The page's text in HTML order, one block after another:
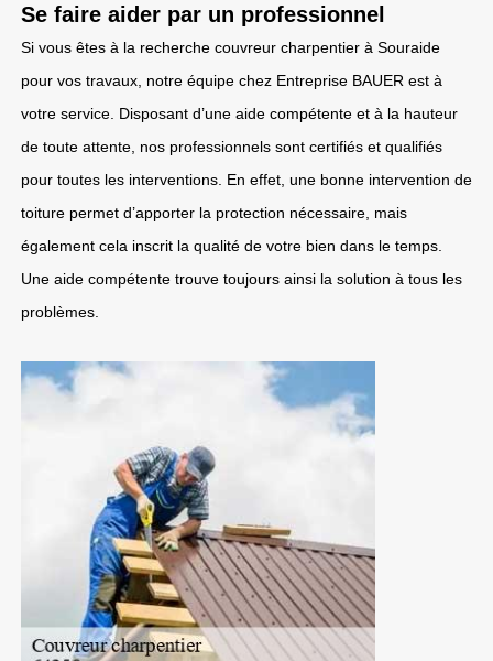
Se faire aider par un professionnel
Si vous êtes à la recherche couvreur charpentier à Souraide
pour vos travaux, notre équipe chez Entreprise BAUER est à
votre service. Disposant d’une aide compétente et à la hauteur
de toute attente, nos professionnels sont certifiés et qualifiés
pour toutes les interventions. En effet, une bonne intervention de
toiture permet d’apporter la protection nécessaire, mais
également cela inscrit la qualité de votre bien dans le temps.
Une aide compétente trouve toujours ainsi la solution à tous les
problèmes.